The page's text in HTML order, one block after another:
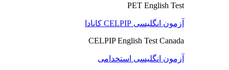
PET English Test
آزمون انگلیسی CELPIP کانادا
CELPIP English Test Canada
آزمون انگلیسی استخدامی